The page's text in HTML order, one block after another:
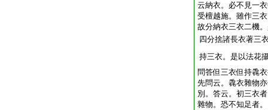
云納衣。必不見一
受檀越施。雖作三
故分納衣三衣二機
四分捨諸長衣著三
持三衣。是以法花
問答但三衣但持毳
先問云。毳衣雜物
別。答云。初三衣
雜物。恐不知足者